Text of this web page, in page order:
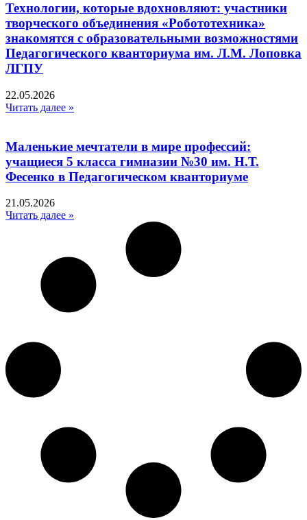
Технологии, которые вдохновляют: участники
творческого объединения «Робототехника»
знакомятся с образовательными возможностями
Педагогического кванториума им. Л.М. Лоповка
ЛГПУ
22.05.2026
Читать далее »
Маленькие мечтатели в мире профессий:
учащиеся 5 класса гимназии №30 им. Н.Т.
Фесенко в Педагогическом кванториуме
21.05.2026
Читать далее »